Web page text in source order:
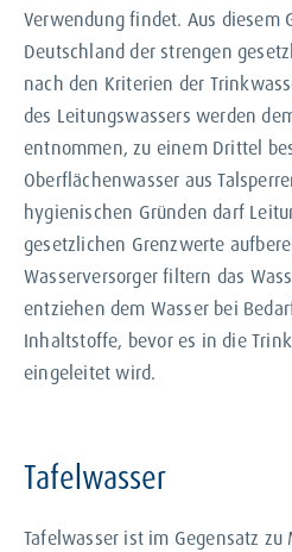
Verwendung findet. Aus diesem
Deutschland der strengen
nach den Kriterien der
des Leitungswassers werden
entnommen, zu einem Drittel
Oberflächenwasser aus
hygienischen Gründen darf
gesetzlichen Grenzwerte
Wasserversorger filtern das
entziehen dem Wasser bei
Inhaltstoffe, bevor es in die
eingeleitet wird.
Tafelwasser
Tafelwasser ist im Gegensatz